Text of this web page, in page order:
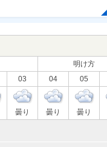
明け方
03 04 05
曇り 曇り 曇り